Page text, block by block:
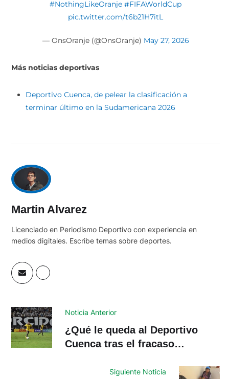
#NothingLikeOranje #FIFAWorldCup
pic.twitter.com/t6b21H7itL
— OnsOranje (@OnsOranje) May 27, 2026
Más noticias deportivas
Deportivo Cuenca, de pelear la clasificación a
terminar último en la Sudamericana 2026
Martin Alvarez
Licenciado en Periodismo Deportivo con experiencia en
medios digitales. Escribe temas sobre deportes.
Noticia Anterior
¿Qué le queda al Deportivo
Cuenca tras el fracaso
Siguiente Noticia